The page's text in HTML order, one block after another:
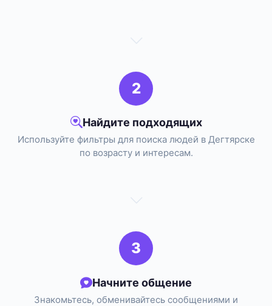
2
Найдите подходящих
Используйте фильтры для поиска людей в Дегтярске
по возрасту и интересам.
3
Начните общение
Знакомьтесь, обменивайтесь сообщениями и